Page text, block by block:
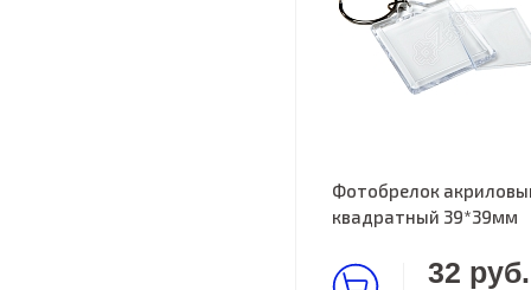
Фотобрелок
квадратный 39*39мм
32 руб.